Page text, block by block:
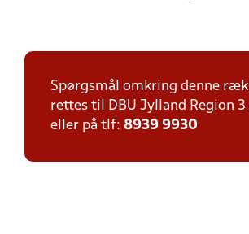
Spørgsmål omkring denne
rettes til DBU Jylland Region 3
eller på tlf: 8939 9930